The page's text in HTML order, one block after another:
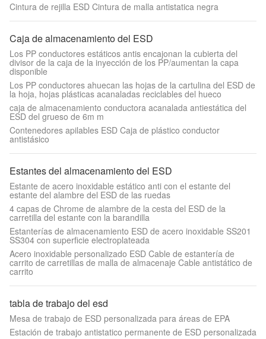
Cintura de rejilla ESD Cintura de malla antistatica negra
Caja de almacenamiento del ESD
Los PP conductores estáticos antis encajonan la cubierta del
divisor de la caja de la inyección de los PP/aumentan la capa
disponible
Los PP conductores ahuecan las hojas de la cartulina del ESD de
la hoja, hojas plásticas acanaladas reciclables del hueco
caja de almacenamiento conductora acanalada antiestática del
ESD del grueso de 6m m
Contenedores apilables ESD Caja de plástico conductor
antistásico
Estantes del almacenamiento del ESD
Estante de acero inoxidable estático anti con el estante del
estante del alambre del ESD de las ruedas
4 capas de Chrome de alambre de la cesta del ESD de la
carretilla del estante con la barandilla
Estanterías de almacenamiento ESD de acero inoxidable SS201
SS304 con superficie electroplateada
Acero inoxidable personalizado ESD Cable de estantería de
carrito de carretillas de malla de almacenaje Cable antistático de
carrito
tabla de trabajo del esd
Mesa de trabajo de ESD personalizada para áreas de EPA
Estación de trabajo antistatico permanente de ESD personalizada